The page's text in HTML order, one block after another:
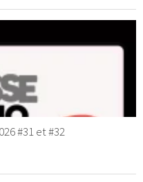
#31 et #32